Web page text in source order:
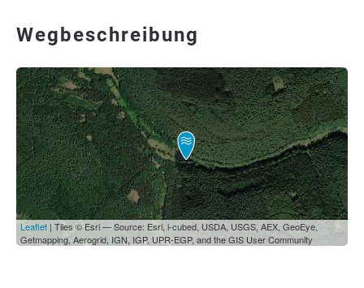
Wegbeschreibung
Leaflet | Tiles © Esri — Source: Esri, i-cubed, USDA, USGS, AEX, GeoEye,
Getmapping, Aerogrid, IGN, IGP, UPR-EGP, and the GIS User Community